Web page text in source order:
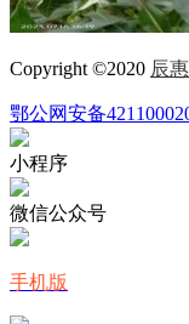
Copyright ©2020 辰
鄂公网安备
小程序
微信公众号
手机版